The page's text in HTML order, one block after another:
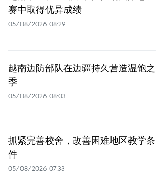
赛中取得优异成绩
05/08/2026 08:29
越南边防部队在边疆持久营造温饱之
季
05/08/2026 08:03
抓紧完善校舍，改善困难地区教学条
件
05/08/2026 07:33